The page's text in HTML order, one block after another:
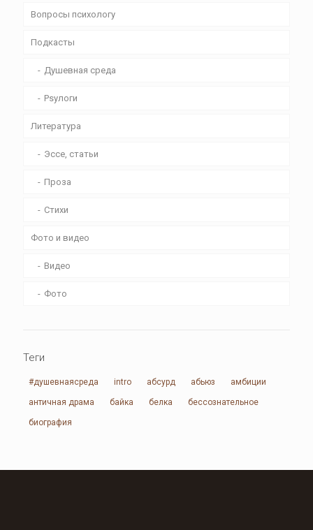
Вопросы психологу
Подкасты
Душевная среда
Psyлоги
Литература
Эссе, статьи
Проза
Стихи
Фото и видео
Видео
Фото
Теги
#душевнаясреда intro абсурд абьюз амбиции
античная драма байка белка бессознательное
биография